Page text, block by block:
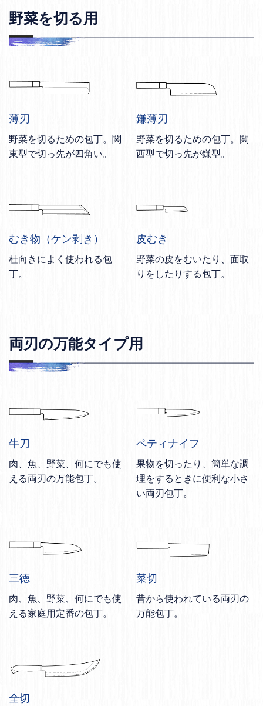
野菜を切る用
薄刃
野菜を切るための包丁。関
東型で切っ先が四角い。
鎌薄刃
野菜を切るための包丁。関
西型で切っ先が鎌型。
むき物（ケン剥き）
桂向きによく使われる包
丁。
皮むき
野菜の皮をむいたり、面取
りをしたりする包丁。
両刃の万能タイプ用
牛刀
肉、魚、野菜、何にでも使
える両刃の万能包丁。
ペティナイフ
果物を切ったり、簡単な調
理をするときに便利な小さ
い両刃包丁。
三徳
肉、魚、野菜、何にでも使
える家庭用定番の包丁。
菜切
昔から使われている両刃の
万能包丁。
全切